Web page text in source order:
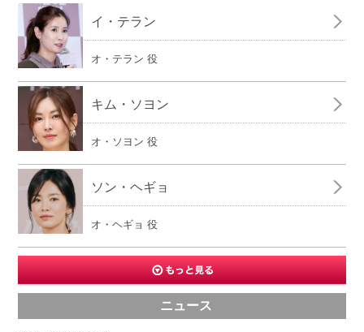
イ・テラン
オ・テラン 役
キム・ソヨン
オ・ソヨン 役
ソン・ヘギョ
オ・ヘギョ 役
ニュース